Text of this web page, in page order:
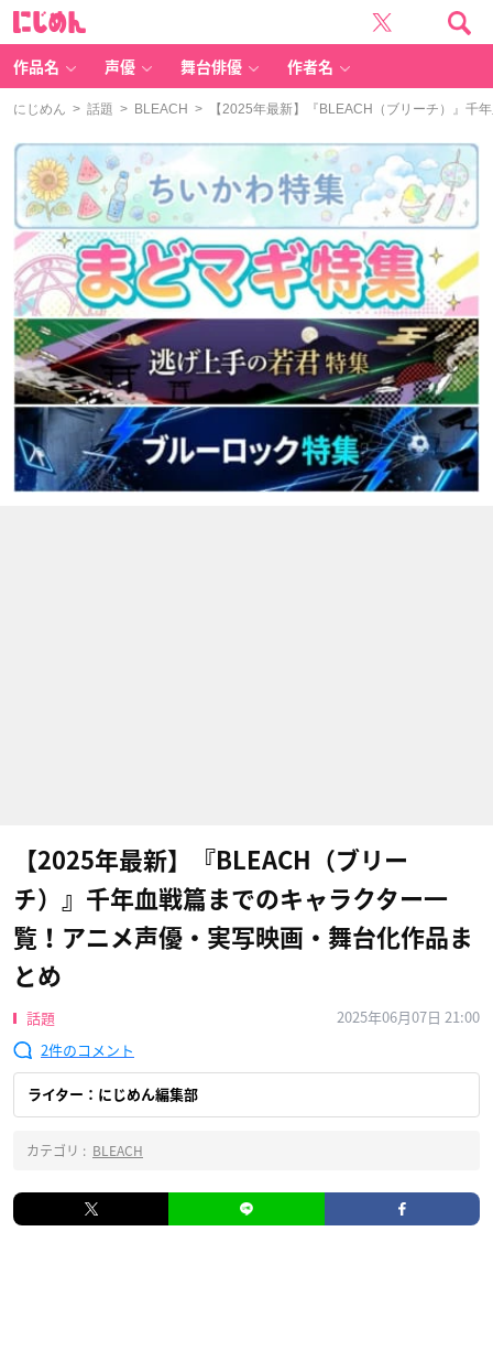
作品名 声優 舞台俳優 作者名
にじめん > 話題 > BLEACH > 【2025年最新】『BLEACH（ブリーチ）』千
【2025年最新】『BLEACH（ブリー
チ）』千年血戦篇までのキャラクター一
覧！アニメ声優・実写映画・舞台化作品ま
とめ
話題
2025年06月07日 21:00
2
ライター：にじめん編集部
カテゴリ : BLEACH